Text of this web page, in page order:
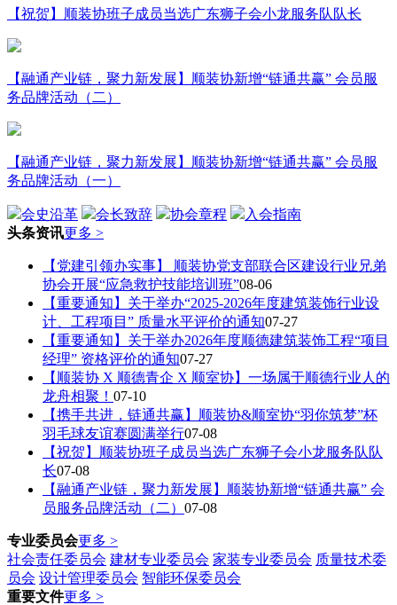
【祝贺】顺装协班子成员当选广东狮子会小龙服务队队长
【融通产业链，聚力新发展】顺装协新增“链通共赢” 会员服
务品牌活动（二）
【融通产业链，聚力新发展】顺装协新增“链通共赢” 会员服
务品牌活动（一）
会史沿革 会长致辞 协会章程
入会指南
头条资讯更多 >
【党建引领办实事】 顺装协党支部联合区建设行业兄弟
协会开展“应急救护技能培训班”08-06
【重要通知】关于举办“2025-2026年度建筑装饰行业设
计、工程项目” 质量水平评价的通知07-27
【重要通知】关于举办2026年度顺德建筑装饰工程“项目
经理” 资格评价的通知07-27
【顺装协 X 顺德青企 X 顺室协】一场属于顺德行业人的
龙舟相聚！ 07-10
【携手共进，链通共赢】顺装协&顺室协“羽你筑梦”杯
羽毛球友谊赛圆满举行07-08
【祝贺】顺装协班子成员当选广东狮子会小龙服务队队
长07-08
【融通产业链，聚力新发展】顺装协新增“链通共赢” 会
员服务品牌活动（二） 07-08
专业委员会更多 >
社会责任委员会 建材专业委员会 家装专业委员会 质量技术委
员会 设计管理委员会 智能环保委员会
重要文件更多 >